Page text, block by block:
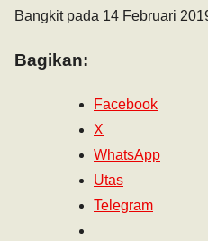
Bangkit pada 14 Februari
Bagikan:
Facebook
X
WhatsApp
Utas
Telegram